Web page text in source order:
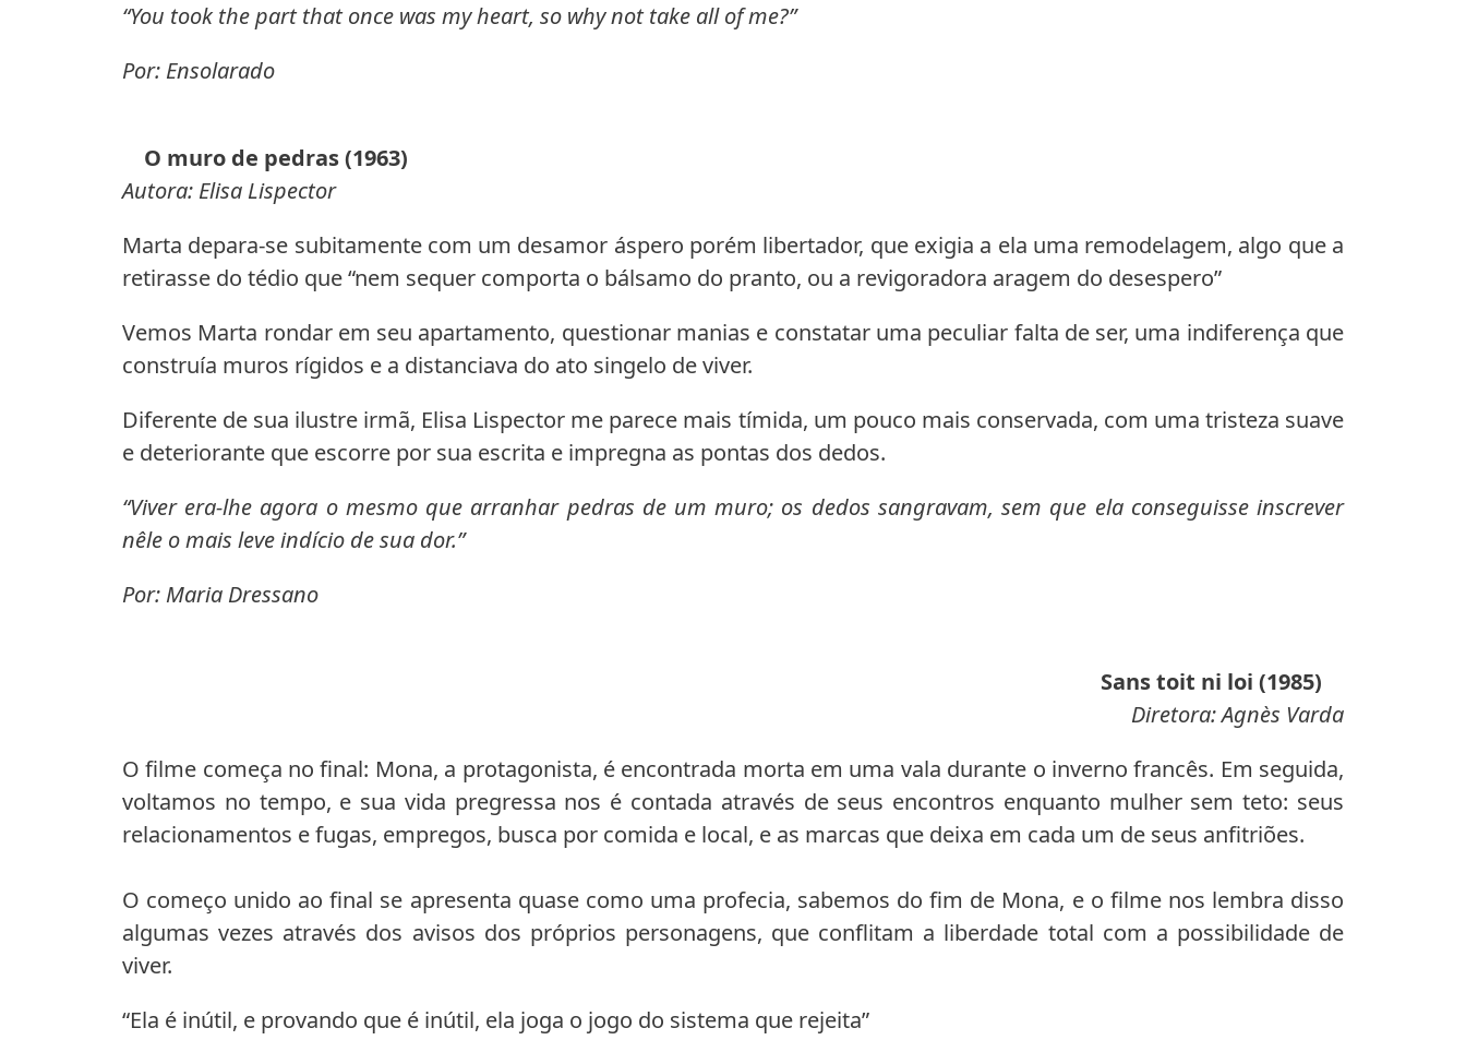
“You took the part that once was my heart, so why not take all of me?”
Por: Ensolarado
O muro de pedras (1963)
Autora: Elisa Lispector
Marta depara-se subitamente com um desamor áspero porém libertador, que exigia a ela uma remodelagem, algo que a
retirasse do tédio que “nem sequer comporta o bálsamo do pranto, ou a revigoradora aragem do desespero”
Vemos Marta rondar em seu apartamento, questionar manias e constatar uma peculiar falta de ser, uma indiferença que
construía muros rígidos e a distanciava do ato singelo de viver.
Diferente de sua ilustre irmã, Elisa Lispector me parece mais tímida, um pouco mais conservada, com uma tristeza suave
e deteriorante que escorre por sua escrita e impregna as pontas dos dedos.
“Viver era-lhe agora o mesmo que arranhar pedras de um muro; os dedos sangravam, sem que ela conseguisse inscrever
nêle o mais leve indício de sua dor.”
Por: Maria Dressano
Sans toit ni loi (1985)
Diretora: Agnès Varda
O filme começa no final: Mona, a protagonista, é encontrada morta em uma vala durante o inverno francês. Em seguida,
voltamos no tempo, e sua vida pregressa nos é contada através de seus encontros enquanto mulher sem teto: seus
relacionamentos e fugas, empregos, busca por comida e local, e as marcas que deixa em cada um de seus anfitriões.
O começo unido ao final se apresenta quase como uma profecia, sabemos do fim de Mona, e o filme nos lembra disso
algumas vezes através dos avisos dos próprios personagens, que conflitam a liberdade total com a possibilidade de
viver.
“Ela é inútil, e provando que é inútil, ela joga o jogo do sistema que rejeita”